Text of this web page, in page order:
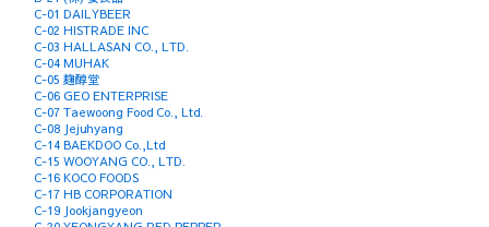
C-01 DAILYBEER
C-02 HISTRADE INC
C-03 HALLASAN CO., LTD.
C-04 MUHAK
C-05 麹醇堂
C-06 GEO ENTERPRISE
C-07 Taewoong Food Co., Ltd.
C-08 Jejuhyang
C-14 BAEKDOO Co.,Ltd
C-15 WOOYANG CO., LTD.
C-16 KOCO FOODS
C-17 HB CORPORATION
C-19 Jookjangyeon